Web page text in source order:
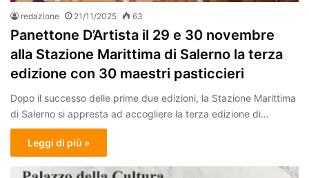
redazione 21/11/2025 63
Panettone D’Artista il 29 e 30 novembre
alla Stazione Marittima di Salerno la terza
edizione con 30 maestri pasticcieri
Dopo il successo delle prime due edizioni, la Stazione Marittima
di Salerno si appresta ad accogliere la terza edizione di…
Leggi di più »